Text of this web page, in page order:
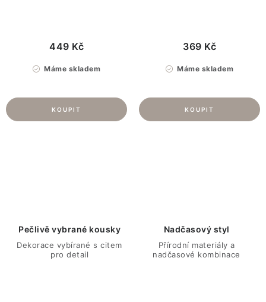
Máme skladem
449 Kč
Máme skladem
369 Kč
Pečlivě vybrané kousky
Dekorace vybírané s citem
pro detail
Nadčasový styl
Přírodní materiály a
nadčasové kombinace